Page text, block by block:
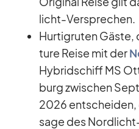
licht-Ver­spre­chen.
Hur­tig­ru­ten Gäste,
ture Reise mit der
Hy­brid­schiff MS
burg zwi­schen
2026
sage des